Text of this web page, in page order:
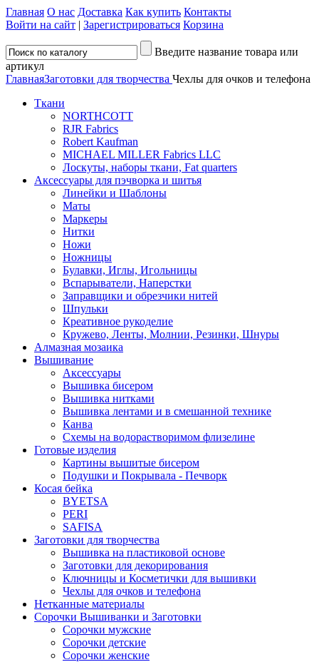
Главная О нас Доставка Как купить Контакты
Войти на сайт | Зарегистрироваться Корзина
Введите название товара или
артикул
ГлавнаяЗаготовки для творчества Чехлы для очков и телефона
Ткани
NORTHCOTT
RJR Fabrics
Robert Kaufman
MICHAEL MILLER Fabrics LLC
Лоскуты, наборы ткани, Fat quarters
Аксессуары для пэчворка и шитья
Линейки и Шаблоны
Маты
Маркеры
Нитки
Ножи
Ножницы
Булавки, Иглы, Игольницы
Вспарыватели, Наперстки
Заправщики и обрезчики нитей
Шпульки
Креативное рукоделие
Кружево, Ленты, Молнии, Резинки, Шнуры
Алмазная мозаика
Вышивание
Аксессуары
Вышивка бисером
Вышивка нитками
Вышивка лентами и в смешанной технике
Канва
Схемы на водорастворимом флизелине
Готовые изделия
Картины вышитые бисером
Подушки и Покрывала - Печворк
Косая бейка
BYETSA
PERI
SAFISA
Заготовки для творчества
Вышивка на пластиковой основе
Заготовки для декорирования
Ключницы и Косметички для вышивки
Чехлы для очков и телефона
Нетканные материалы
Сорочки Вышиванки и Заготовки
Cорочки мужские
Сорочки детские
Сорочки женские